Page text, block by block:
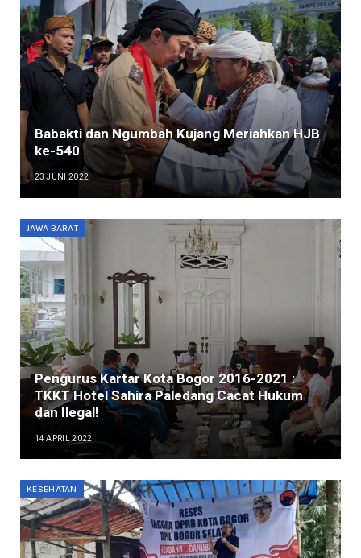
Babakti dan Ngumbah Kujang Meriahkan HJB
ke-540
23 JUNI 2022
JAWA BARAT
Pengurus Kartar Kota Bogor 2016-2021 :
TKKT Hotel Sahira Paledang Cacat Hukum
dan Ilegal!
14 APRIL 2022
KESEHATAN